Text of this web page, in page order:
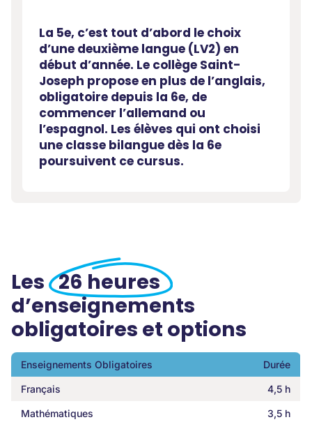
La 5e, c’est tout d’abord le choix
d’une deuxième langue (LV2) en
début d’année. Le collège Saint-
Joseph propose en plus de l’anglais,
obligatoire depuis la 6e, de
commencer l’allemand ou
l’espagnol. Les élèves qui ont choisi
une classe bilangue dès la 6e
poursuivent ce cursus.
Les 26 heures
d’enseignements
obligatoires et options
Enseignements Obligatoires Durée
Français 4,5 h
Mathématiques 3,5 h